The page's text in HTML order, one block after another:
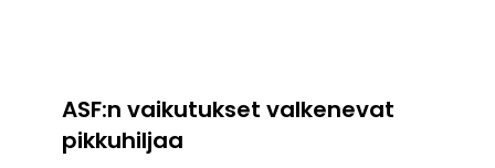
ASF:n vaikutukset valkenevat
pikkuhiljaa